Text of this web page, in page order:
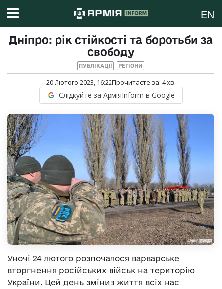
EN
Дніпро: рік стійкості та боротьби за
свободу
ПУБЛІКАЦІЇ РЕГІОНИ
20 Лютого 2023, 16:22Прочитаєте за: 4хв.
Слідкуйте за АрміяInform в Google
Уночі 24 лютого розпочалося варварське
вторгнення російських військ на територію
України. Цей день змінив життя всіх нас